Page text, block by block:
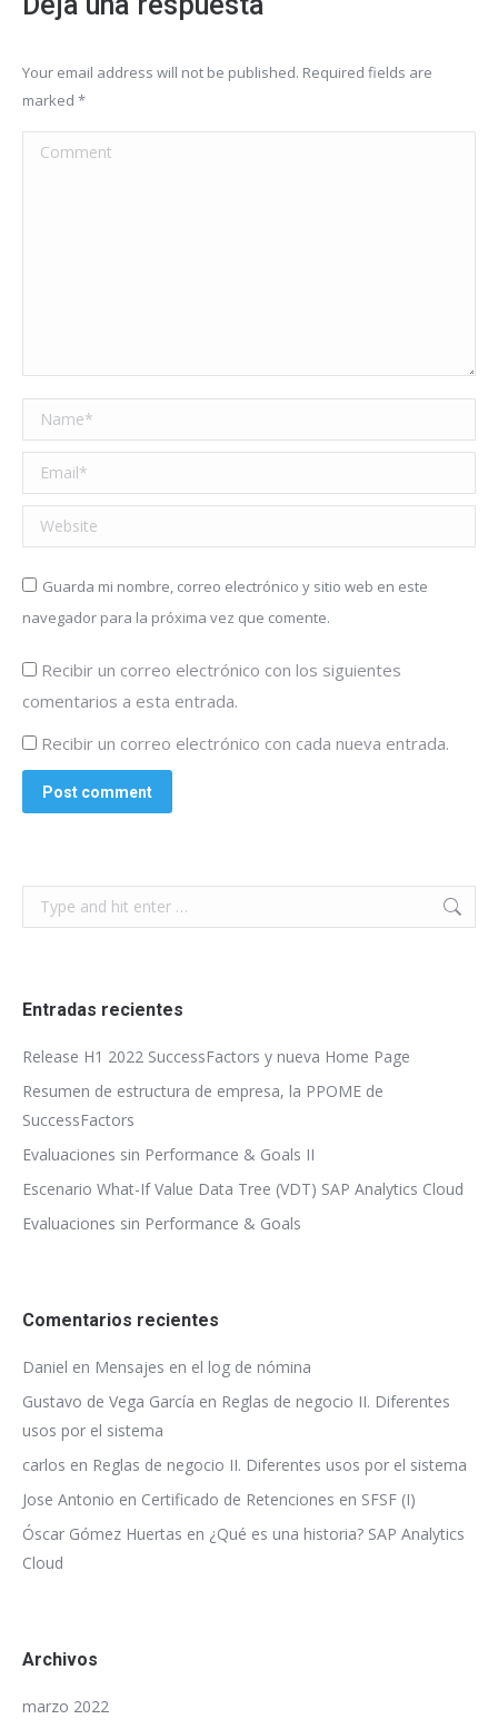
Your email address will not be published. Required fields are
marked *
Comment
Name *
Email *
Website
Guarda mi nombre, correo electrónico y sitio web en este
navegador para la próxima vez que comente.
Recibir un correo electrónico con los siguientes
comentarios a esta entrada.
Recibir un correo electrónico con cada nueva entrada.
Post comment
Search:
Entradas recientes
Release H1 2022 SuccessFactors y nueva Home Page
Resumen de estructura de empresa, la PPOME de
SuccessFactors
Evaluaciones sin Performance & Goals II
Escenario What-If Value Data Tree (VDT) SAP Analytics Cloud
Evaluaciones sin Performance & Goals
Comentarios recientes
Daniel en Mensajes en el log de nómina
Gustavo de Vega García en Reglas de negocio II. Diferentes
usos por el sistema
carlos en Reglas de negocio II. Diferentes usos por el sistema
Jose Antonio en Certificado de Retenciones en SFSF (I)
Óscar Gómez Huertas en ¿Qué es una historia? SAP Analytics
Cloud
Archivos
marzo 2022